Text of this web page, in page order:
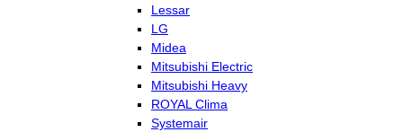
Lessar
LG
Midea
Mitsubishi Electric
Mitsubishi Heavy
ROYAL Clima
Systemair